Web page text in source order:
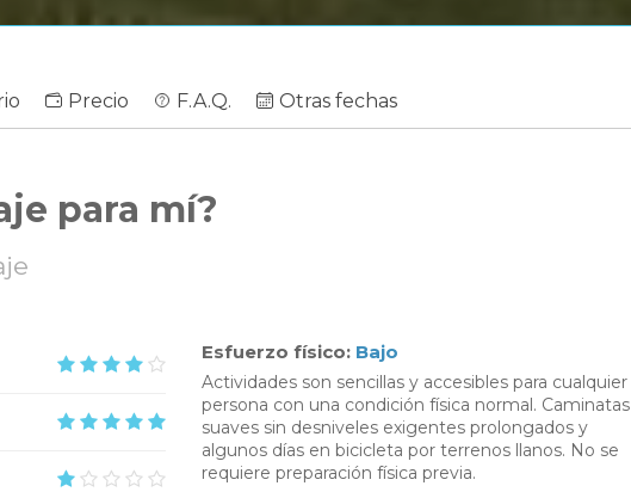
Precio F.A.Q. Otras fechas
para mí?
Esfuerzo físico: Bajo
Actividades son sencillas y accesibles para cualquier
persona con una condición física normal. Caminatas
suaves sin desniveles exigentes prolongados y
algunos días en bicicleta por terrenos llanos. No se
requiere preparación física previa.